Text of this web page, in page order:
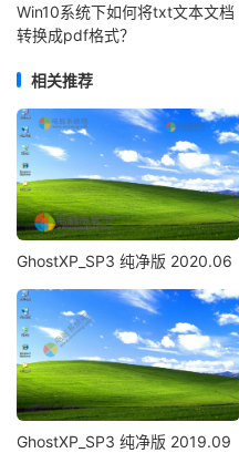
Win10系统下如何将txt文本文档
转换成pdf格式？
相关推荐
GhostXP_SP3 纯净版 2020.06
GhostXP_SP3 纯净版 2019.09